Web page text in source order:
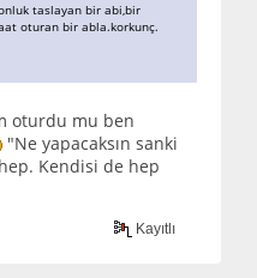
taslayan bir abi,bir
oturan bir abla.korkunç.
oturdu mu ben
"Ne yapacaksın sanki
Kendisi de hep
Kayıtlı